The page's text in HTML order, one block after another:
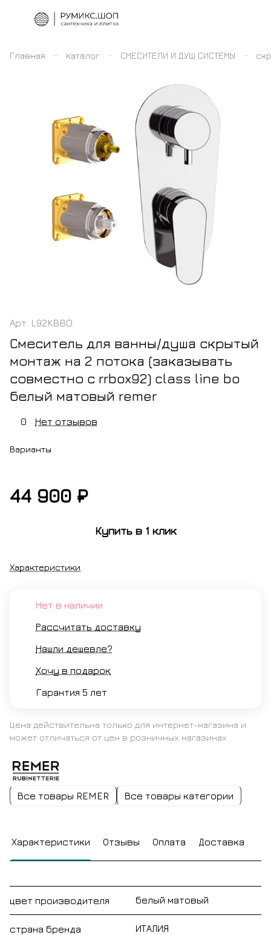
Главная – Каталог – СМЕСИТЕЛИ И ДУШ СИСТЕМЫ –
Арт. L92KBBO
Смеситель для ванны/душа скрытый
монтаж на 2 потока (заказывать
совместно с rrbox92) class line bo
белый матовый remer
0 Нет отзывов
Варианты
белый
44 900 ₽
Купить в 1 клик
Характеристики
Нет в наличии
Рассчитать доставку
Нашли дешевле?
Хочу в подарок
Гарантия 5 лет
Цена действительна только для интернет-магазина и
может отличаться от цен в розничных магазинах
Все товары REMER Все товары категории
Характеристики Отзывы Оплата Доставка
цвет производителя белый матовый
страна бренда ИТАЛИЯ